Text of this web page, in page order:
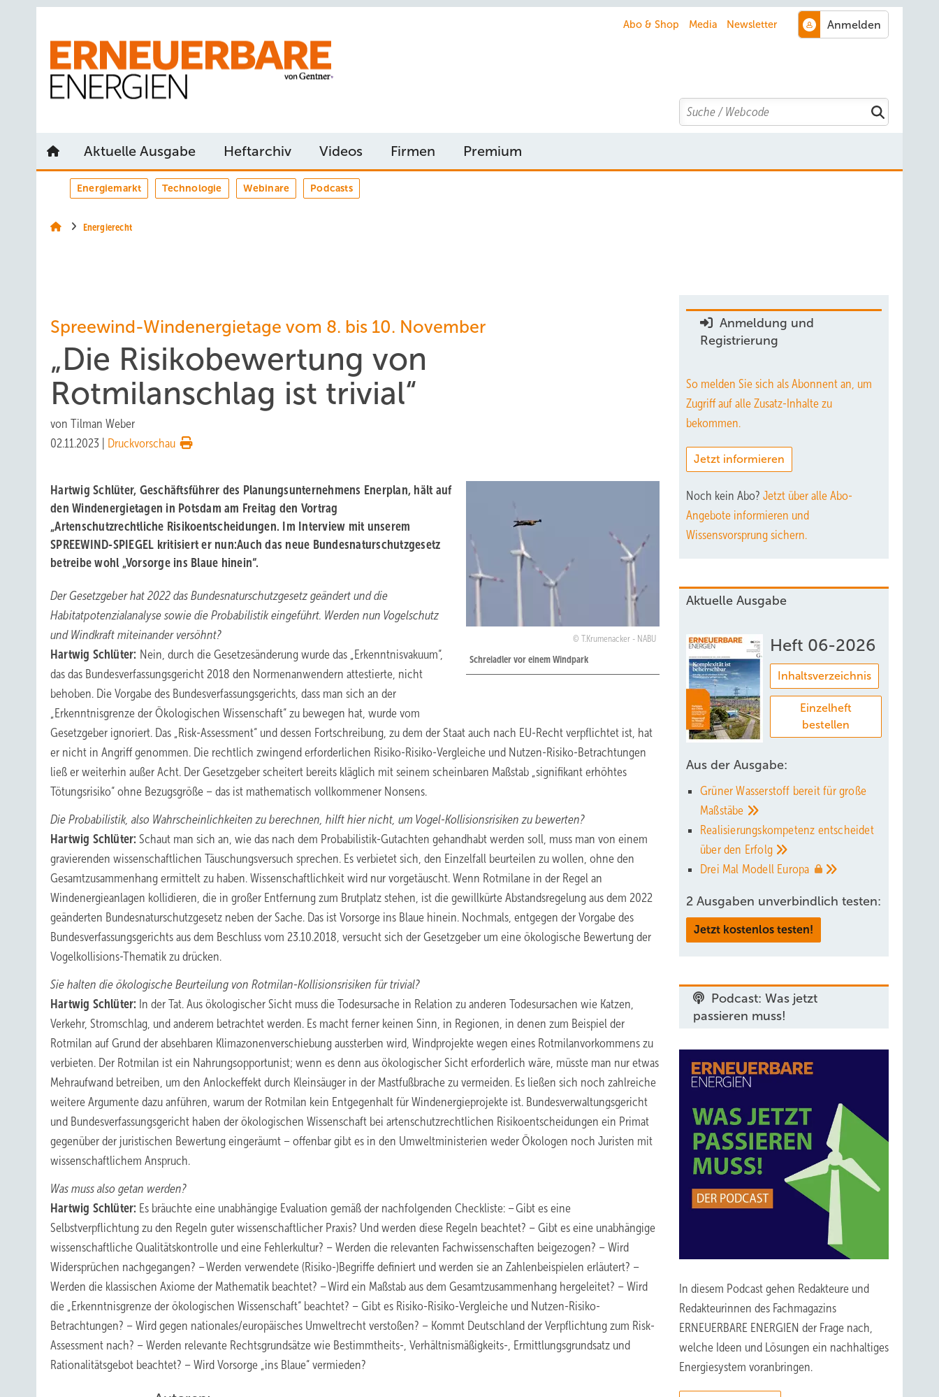
Abo & Shop Media Newsletter
Search
Aktuelle Ausgabe Heftarchiv Videos Firmen Premium
Energiemarkt Technologie Webinare Podcasts
Energierecht
Spreewind-Windenergietage vom 8. bis 10. November
„Die Risikobewertung von
Rotmilanschlag ist trivial“
von Tilman Weber
02.11.2023
Druckvorschau
T.Krumenacker - NABU
Schreiadler vor einem Windpark
Hartwig Schlüter, Geschäftsführer des Planungsunternehmens Enerplan, hält auf
den Windenergietagen in Potsdam am Freitag den Vortrag
„Artenschutzrechtliche Risikoentscheidungen. Im Interview mit unserem
SPREEWIND-SPIEGEL kritisiert er nun:Auch das neue Bundesnaturschutzgesetz
betreibe wohl „Vorsorge ins Blaue hinein“.
Der Gesetzgeber hat 2022 das Bundesnaturschutzgesetz geändert und die
Habitatpotenzialanalyse sowie die Probabilistik eingeführt. Werden nun Vogelschutz
und Windkraft miteinander versöhnt?
Hartwig Schlüter: Nein, durch die Gesetzesänderung wurde das „Erkenntnisvakuum“,
das das Bundesverfassungsgericht 2018 den Normenanwendern attestierte, nicht
behoben. Die Vorgabe des Bundesverfassungsgerichts, dass man sich an der
„Erkenntnisgrenze der Ökologischen Wissenschaft“ zu bewegen hat, wurde vom
Gesetzgeber ignoriert. Das „Risk-Assessment“ und dessen Fortschreibung, zu dem der Staat auch nach EU-Recht verpflichtet ist, hat
er nicht in Angriff genommen. Die rechtlich zwingend erforderlichen Risiko-Risiko-Vergleiche und Nutzen-Risiko-Betrachtungen
ließ er weiterhin außer Acht. Der Gesetzgeber scheitert bereits kläglich mit seinem scheinbaren Maßstab „signifikant erhöhtes
Tötungsrisiko“ ohne Bezugsgröße – das ist mathematisch vollkommener Nonsens.
Die Probabilistik, also Wahrscheinlichkeiten zu berechnen, hilft hier nicht, um Vogel-Kollisionsrisiken zu bewerten?
Hartwig Schlüter: Schaut man sich an, wie das nach dem Probabilistik-Gutachten gehandhabt werden soll, muss man von einem
gravierenden wissenschaftlichen Täuschungsversuch sprechen. Es verbietet sich, den Einzelfall beurteilen zu wollen, ohne den
Gesamtzusammenhang ermittelt zu haben. Wissenschaftlichkeit wird nur vorgetäuscht. Wenn Rotmilane in der Regel an
Windenergieanlagen kollidieren, die in großer Entfernung zum Brutplatz stehen, ist die gewillkürte Abstandsregelung aus dem 2022
geänderten Bundesnaturschutzgesetz neben der Sache. Das ist Vorsorge ins Blaue hinein. Nochmals, entgegen der Vorgabe des
Bundesverfassungsgerichts aus dem Beschluss vom 23.10.2018, versucht sich der Gesetzgeber um eine ökologische Bewertung der
Vogelkollisions-Thematik zu drücken.
Sie halten die ökologische Beurteilung von Rotmilan-Kollisionsrisiken für trivial?
Hartwig Schlüter: In der Tat. Aus ökologischer Sicht muss die Todesursache in Relation zu anderen Todesursachen wie Katzen,
Verkehr, Stromschlag, und anderem betrachtet werden. Es macht ferner keinen Sinn, in Regionen, in denen zum Beispiel der
Rotmilan auf Grund der absehbaren Klimazonenverschiebung aussterben wird, Windprojekte wegen eines Rotmilanvorkommens zu
verbieten. Der Rotmilan ist ein Nahrungsopportunist; wenn es denn aus ökologischer Sicht erforderlich wäre, müsste man nur etwas
Mehraufwand betreiben, um den Anlockeffekt durch Kleinsäuger in der Mastfußbrache zu vermeiden. Es ließen sich noch zahlreiche
weitere Argumente dazu anführen, warum der Rotmilan kein Entgegenhalt für Windenergieprojekte ist. Bundesverwaltungsgericht
und Bundesverfassungsgericht haben der ökologischen Wissenschaft bei artenschutzrechtlichen Risikoentscheidungen ein Primat
gegenüber der juristischen Bewertung eingeräumt – offenbar gibt es in den Umweltministerien weder Ökologen noch Juristen mit
wissenschaftlichem Anspruch.
Was muss also getan werden?
Hartwig Schlüter: Es bräuchte eine unabhängige Evaluation gemäß der nachfolgenden Checkliste: – Gibt es eine
Selbstverpflichtung zu den Regeln guter wissenschaftlicher Praxis? Und werden diese Regeln beachtet? – Gibt es eine unabhängige
wissenschaftliche Qualitätskontrolle und eine Fehlerkultur? – Werden die relevanten Fachwissenschaften beigezogen? – Wird
Widersprüchen nachgegangen? – Werden verwendete (Risiko-)Begriffe definiert und werden sie an Zahlenbeispielen erläutert? –
Werden die klassischen Axiome der Mathematik beachtet? – Wird ein Maßstab aus dem Gesamtzusammenhang hergeleitet? – Wird
die „Erkenntnisgrenze der ökologischen Wissenschaft“ beachtet? – Gibt es Risiko-Risiko-Vergleiche und Nutzen-Risiko-
Betrachtungen? – Wird gegen nationales/europäisches Umweltrecht verstoßen? – Kommt Deutschland der Verpflichtung zum Risk-
Assessment nach? – Werden relevante Rechtsgrundsätze wie Bestimmtheits-, Verhältnismäßigkeits-, Ermittlungsgrundsatz und
Rationalitätsgebot beachtet? – Wird Vorsorge „ins Blaue“ vermieden?
Anmeldung und
Registrierung
So melden Sie sich als Abonnent an, um
Zugriff auf alle Zusatz-Inhalte zu
bekommen.
Jetzt informieren
Noch kein Abo? Jetzt über alle Abo-
Angebote informieren und
Wissensvorsprung sichern.
Aktuelle Ausgabe
Heft 06-2026
Inhaltsverzeichnis
Einzelheft
bestellen
Aus der Ausgabe:
Grüner Wasserstoff bereit für große
Maßstäbe
Realisierungskompetenz entscheidet
über den Erfolg
Drei Mal Modell Europa
2 Ausgaben unverbindlich testen:
Jetzt kostenlos testen!
Podcast: Was jetzt
passieren muss!
In diesem Podcast gehen Redakteure und
Redakteurinnen des Fachmagazins
ERNEUERBARE ENERGIEN der Frage nach,
welche Ideen und Lösungen ein nachhaltiges
Energiesystem voranbringen.